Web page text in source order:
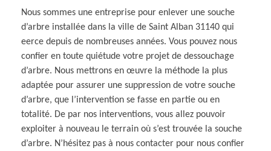
Nous sommes une entreprise pour enlever une souche
d’arbre installée dans la ville de Saint Alban 31140 qui
eerce depuis de nombreuses années. Vous pouvez nous
confier en toute quiétude votre projet de dessouchage
d’arbre. Nous mettrons en œuvre la méthode la plus
adaptée pour assurer une suppression de votre souche
d’arbre, que l’intervention se fasse en partie ou en
totalité. De par nos interventions, vous allez pouvoir
exploiter à nouveau le terrain où s’est trouvée la souche
d’arbre. N’hésitez pas à nous contacter pour nous confier